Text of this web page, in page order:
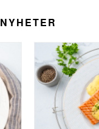
NYHETER